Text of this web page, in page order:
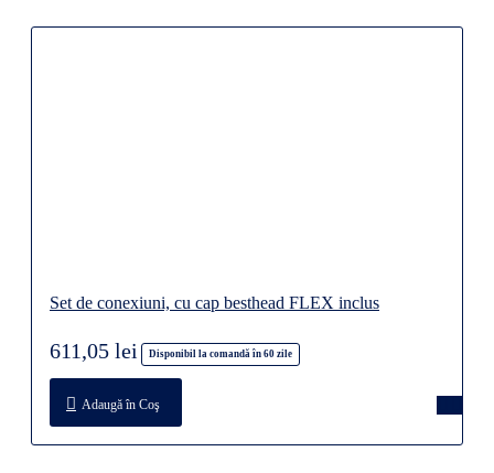
Set de conexiuni, cu cap besthead FLEX inclus
Disponibil la comandă în 60 zile
611,05 lei
Adaugă în Coş